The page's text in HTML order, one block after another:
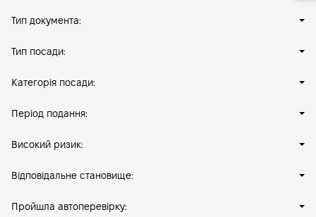
Тип документа:
Тип посади:
Категорія посади:
Період подання:
Високий ризик:
Відповідальне становище:
Пройшла автоперевірку: